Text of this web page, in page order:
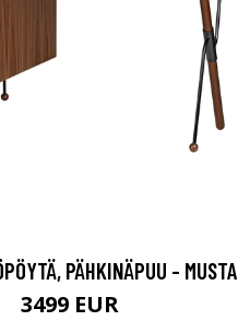
PÄHKINÄPUU - MUSTA
3499 EUR